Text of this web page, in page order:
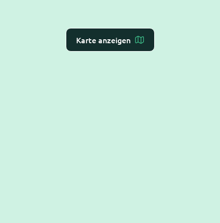
Karte anzeigen